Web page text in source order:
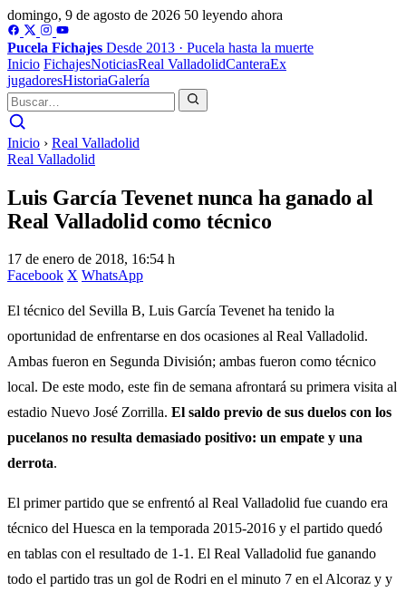
domingo, 9 de agosto de 2026 50 leyendo ahora
Pucela Fichajes Desde 2013 · Pucela hasta la muerte
Inicio FichajesNoticiasReal ValladolidCanteraEx
jugadoresHistoriaGalería
Inicio › Real Valladolid
Real Valladolid
Luis García Tevenet nunca ha ganado al
Real Valladolid como técnico
17 de enero de 2018, 16:54 h
Facebook X WhatsApp
El técnico del Sevilla B, Luis García Tevenet ha tenido la
oportunidad de enfrentarse en dos ocasiones al Real Valladolid.
Ambas fueron en Segunda División; ambas fueron como técnico
local. De este modo, este fin de semana afrontará su primera visita al
estadio Nuevo José Zorrilla. El saldo previo de sus duelos con los
pucelanos no resulta demasiado positivo: un empate y una
derrota.
El primer partido que se enfrentó al Real Valladolid fue cuando era
técnico del Huesca en la temporada 2015-2016 y el partido quedó
en tablas con el resultado de 1-1. El Real Valladolid fue ganando
todo el partido tras un gol de Rodri en el minuto 7 en el Alcoraz y y